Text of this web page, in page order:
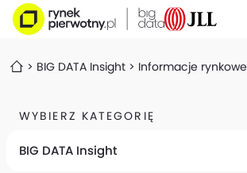
BIG DATA Insight Informacje rynkowe
WYBIERZ KATEGORIĘ
BIG DATA Insight